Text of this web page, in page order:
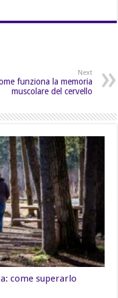
Next
funziona la memoria
muscolare del cervello
come superarlo